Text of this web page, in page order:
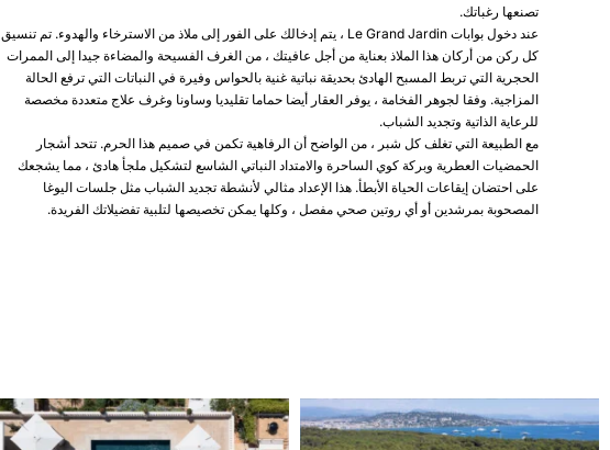
تصنعها رغباتك.
عند دخول بوابات Le Grand Jardin ، يتم إدخالك على الفور إلى ملاذ من الاسترخاء والهدوء. تم تنسيق
كل ركن من أركان هذا الملاذ بعناية من أجل عافيتك ، من الغرف الفسيحة والمضاءة جيدا إلى الممرات
الحجرية التي تربط المسبح الهادئ بحديقة نباتية غنية بالحواس وفيرة في النباتات التي ترفع الحالة
المزاجية. وفقا لجوهر الفخامة ، يوفر العقار أيضا حماما تقليديا وساونا وغرف علاج متعددة مخصصة
للرعاية الذاتية وتجديد الشباب.
مع الطبيعة التي تغلف كل شبر ، من الواضح أن الرفاهية تكمن في صميم هذا الحرم. تتحد أشجار
الحمضيات العطرية وبركة كوي الساحرة والامتداد النباتي الشاسع لتشكيل ملجأ هادئ ، مما يشجعك
على احتضان إيقاعات الحياة الأبطأ. هذا الإعداد مثالي لأنشطة تجديد الشباب مثل جلسات اليوغا
المصحوبة بمرشدين أو أي روتين صحي مفصل ، وكلها يمكن تخصيصها لتلبية تفضيلاتك الفريدة.